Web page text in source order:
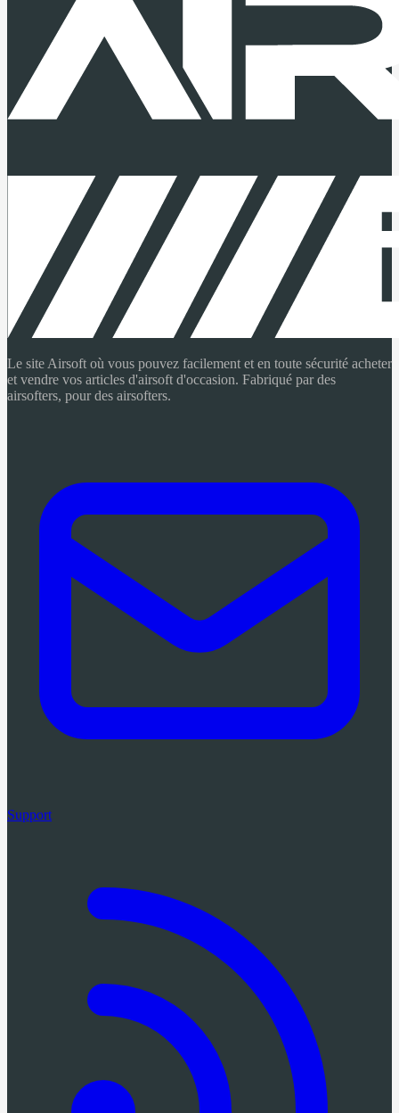
Le site Airsoft où vous pouvez facilement et en toute sécurité acheter
et vendre vos articles d'airsoft d'occasion. Fabriqué par des
airsofters, pour des airsofters.
Support